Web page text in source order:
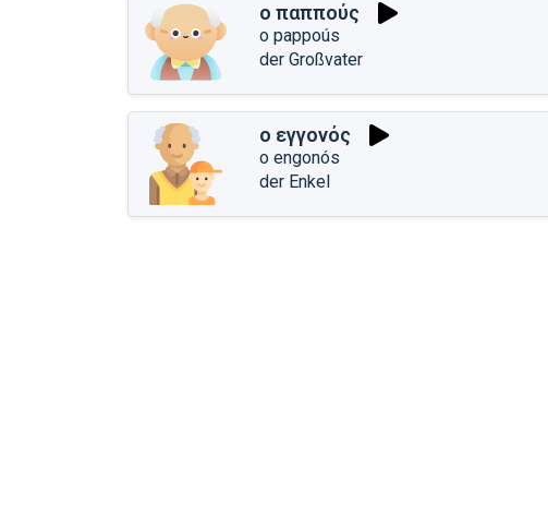
ο παππούς
o pappoús
der Großvater
ο εγγονός
o engonós
der Enkel